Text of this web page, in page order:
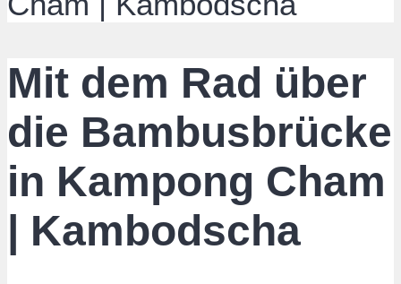
Mit dem Rad über
die Bambusbrücke
in Kampong Cham
| Kambodscha